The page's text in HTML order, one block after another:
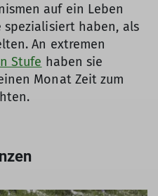
auf ein Leben
spezialisiert haben, als
An extremen
Stufe haben sie
Monat Zeit zum